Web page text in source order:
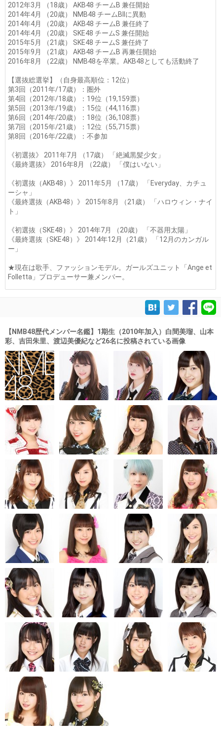
2012年3月 （18歳） AKB48 チームB 兼任開始
2014年4月 （20歳） NMB48 チームBIIに異動
2014年4月 （20歳） AKB48 チームB 兼任終了
2014年4月 （20歳） SKE48 チームS 兼任開始
2015年5月 （21歳） SKE48 チームS 兼任終了
2015年9月 （21歳） AKB48 チームB 再兼任開始
2016年8月 （22歳） NMB48を卒業。AKB48としても活動終了
【選抜総選挙】（自身最高順位：12位）
第3回（2011年/17歳）：圏外
第4回（2012年/18歳）：19位（19,159票）
第5回（2013年/19歳）：15位（44,116票）
第6回（2014年/20歳）：18位（36,108票）
第7回（2015年/21歳）：12位（55,715票）
第8回（2016年/22歳）：不参加
《初選抜》 2011年7月 （17歳） 「絶滅黒髪少女」
《最終選抜》 2016年8月 （22歳） 「僕はいない」
《初選抜（AKB48）》 2011年5月 （17歳） 「Everyday、カチュ
ーシャ」
《最終選抜（AKB48）》 2015年8月 （21歳） 「ハロウィン・ナイ
ト」
《初選抜（SKE48）》 2014年7月 （20歳） 「不器用太陽」
《最終選抜（SKE48）》 2014年12月（21歳） 「12月のカンガル
ー」
★現在は歌手、ファッションモデル。ガールズユニット「Ange et
Folletta」プロデューサー兼メンバー。
【NMB48歴代メンバー名鑑】1期生（2010年加入）白間美瑠、山本
彩、吉田朱里、渡辺美優紀など26名に投稿されている画像